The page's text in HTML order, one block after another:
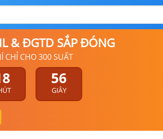
& ĐGTD SẮP ĐÓNG
CHỈ CHO 300 SUẤT
56
GIÂY